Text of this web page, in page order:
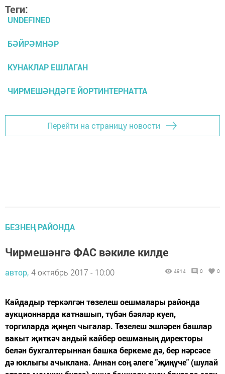
Теги:
UNDEFINED
БӘЙРӘМНӘР
КУНАКЛАР ЕШЛАГАН
ЧИРМЕШӘНДӘГЕ ЙОРТИНТЕРНАТТА
Перейти на страницу новости
БЕЗНЕҢ РАЙОНДА
Чирмешәнгә ФАС вәкиле килде
автор, 4 октябрь 2017 - 10:00 4914 0 0
Кайдадыр теркәлгән төзелеш оешмалары районда
аукционнарда катнашып, түбән бәяләр куеп,
торгиларда җиңеп чыгалар. Төзелеш эшләрен башлар
вакыт җиткәч андый кайбер оешманың директоры
белән бухгалтерыннан башка беркеме дә, бер нәрсәсе
дә юклыгы ачыклана. Аннан соң әлеге "җиңүче" (шулай